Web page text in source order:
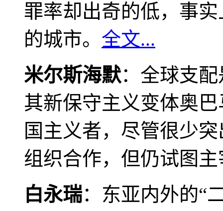
罪率却出奇的低，事
的城市。 全文...
米尔斯海默：全球支
其新保守主义变体奥
国主义者，尽管很少
组织合作，但仍试图
白永瑞：东亚内外的“